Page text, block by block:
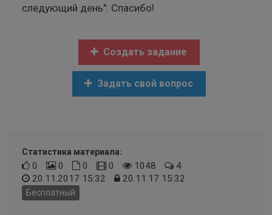
следующий день". Спасибо!
Создать задание
Задать свой вопрос
Статистика материала:
0 0 0 0 1048
4
20.11.2017 15:32
20.11.17 15:32
Бесплатный